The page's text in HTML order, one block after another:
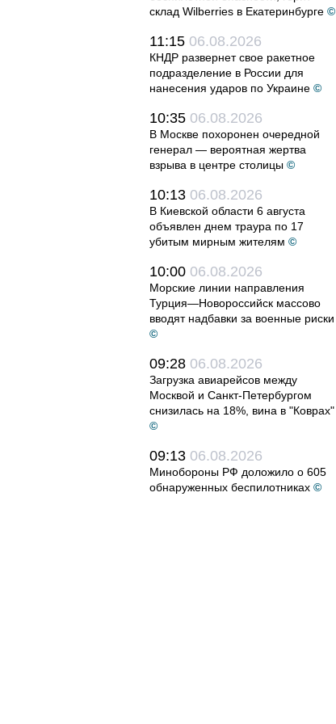
склад Wilberries в Екатеринбурге ©
11:15 06.08.2026
КНДР развернет свое ракетное
подразделение в России для
нанесения ударов по Украине ©
10:35 06.08.2026
В Москве похоронен очередной
генерал — вероятная жертва
взрыва в центре столицы ©
10:13 06.08.2026
В Киевской области 6 августа
объявлен днем траура по 17
убитым мирным жителям ©
10:00 06.08.2026
Морские линии направления
Турция—Новороссийск массово
вводят надбавки за военные риски
©
09:28 06.08.2026
Загрузка авиарейсов между
Москвой и Санкт-Петербургом
снизилась на 18%, вина в "Коврах"
©
09:13 06.08.2026
Минобороны РФ доложило о 605
обнаруженных беспилотниках ©